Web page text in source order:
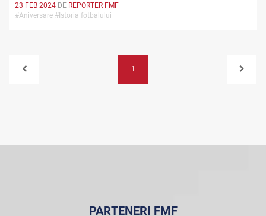
23 FEB 2024 DE REPORTER FMF
#Aniversare #Istoria fotbalului
1
PARTENERI FMF